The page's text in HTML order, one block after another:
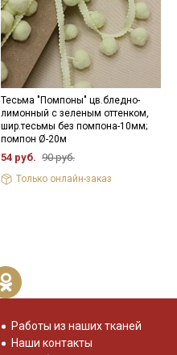
Тесьма "Помпоны" цв.бледно-
лимонный с зеленым оттенком,
шир.тесьмы без помпона-10мм;
помпон Ø-20м
54 руб. 90 руб.
Только онлайн-заказ
Работы из наших тканей
Наши контакты